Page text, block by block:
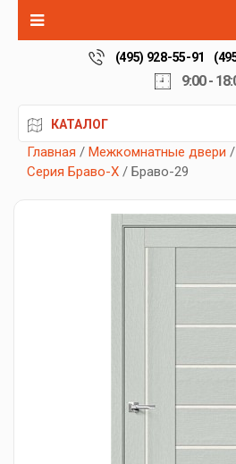
(495) 928-55-91
9:00 -
КАТАЛОГ
Главная / Межкомнатные двери /
Серия Браво-X / Браво-29